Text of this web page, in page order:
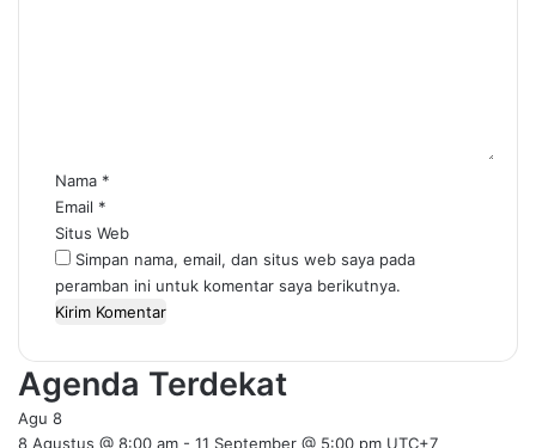
*Nama *
Email *
Situs Web
Simpan nama, email, dan situs web saya pada
peramban ini untuk komentar saya berikutnya.
Agenda Terdekat
Agu 8
8 Agustus @ 8:00 am - 11 September @ 5:00 pm UTC+7